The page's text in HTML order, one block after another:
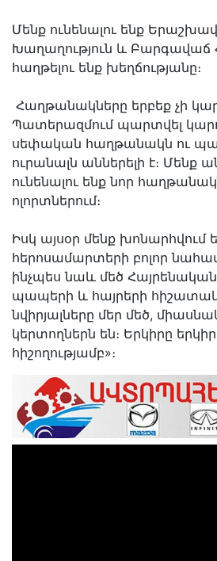
Մենք ունենալու ենք
Խաղաղություն և Բարգավաճ
հաղթելու ենք խեղճությանը։
Հաղթանակները երբեք չի
Պատերազմում պարտվել
սեփական հաղթանակն ու
ուրանալն աններելի է։ Մենք
ունենալու ենք նոր
ոլորտներում։
Իսկ այսօր մենք խոնարհվում
հերոսամարտերի բոլոր
ինչպես նաև մեծ
պապերի և հայրերի
նվիրյալները մեր մեծ,
կերտողներն են։ Երկիրը
հիշողությամբ»։